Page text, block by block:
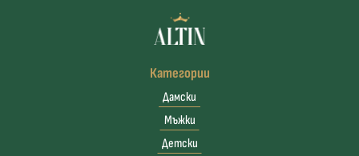
Категории
Дамски
Мъжки
Детски